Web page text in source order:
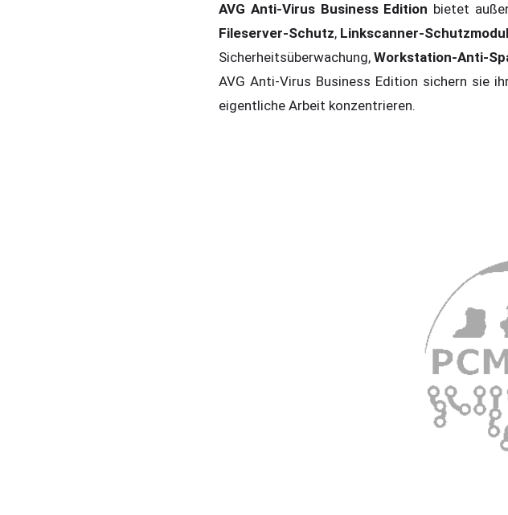
AVG Anti-Virus Business Edition bietet
Fileserver-Schutz, Linkscanner-Schutzmodul
Sicherheitsüberwachung, Workstation-Anti-
AVG Anti-Virus Business Edition sichern sie
eigentliche Arbeit konzentrieren.